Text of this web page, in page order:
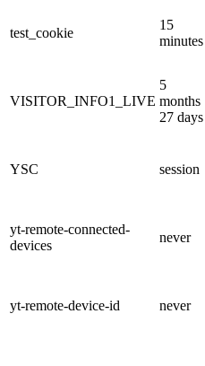
test_cookie
15
minutes
VISITOR_INFO1_LIVE
5
months
27 days
YSC session
yt-remote-connected-
devices
never
yt-remote-device-id never